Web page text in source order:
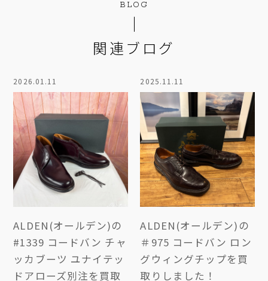
BLOG
関連ブログ
2026.01.11
ALDEN(オールデン)の
#1339 コードバン チャ
ッカブーツ ユナイテッ
ドアローズ別注を買取
2025.11.11
ALDEN(オールデン)の
＃975 コードバン ロン
グウィングチップを買
取りしました！